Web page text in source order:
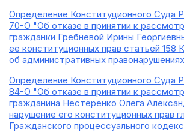
Определение Конституционного Суда
70-О "Об отказе в принятии к
гражданки Гребневой Ирины
ее конституционных прав статьей
об административных
Определение Конституционного Суда
84-О "Об отказе в принятии к
гражданина Нестеренко Олега
нарушение его конституционных прав
Гражданского процессуального